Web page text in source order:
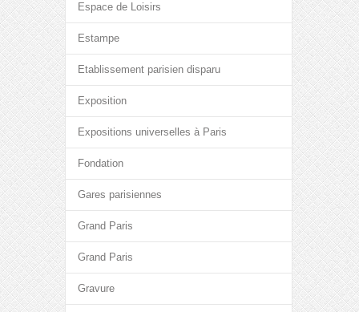
Espace de Loisirs
Estampe
Etablissement parisien disparu
Exposition
Expositions universelles à Paris
Fondation
Gares parisiennes
Grand Paris
Grand Paris
Gravure